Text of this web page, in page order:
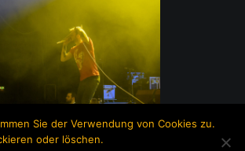
Sie der Verwendung von Cookies zu.
oder löschen.